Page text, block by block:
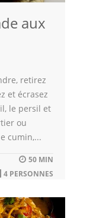
aux
retirez
et écrasez
le persil et
ou
cumin,...
50 MIN
4 PERSONNES